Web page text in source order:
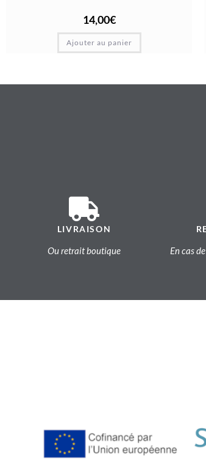
14,00€
Ajouter au panier
LIVRAISON
Ou retrait boutique En cas